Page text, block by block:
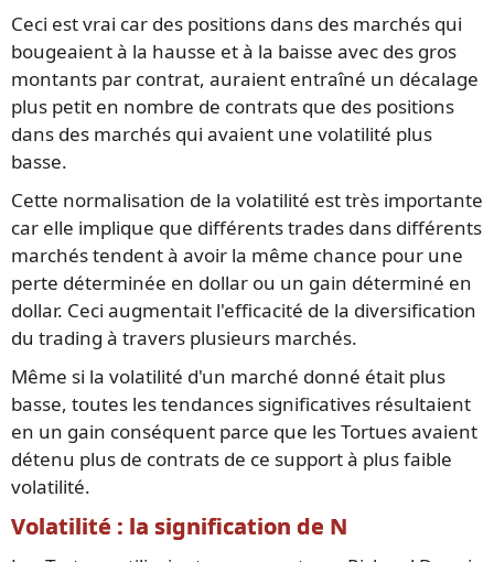
Ceci est vrai car des positions dans des marchés qui
bougeaient à la hausse et à la baisse avec des gros
montants par contrat, auraient entraîné un décalage
plus petit en nombre de contrats que des positions
dans des marchés qui avaient une volatilité plus
basse.
Cette normalisation de la volatilité est très importante
car elle implique que différents trades dans différents
marchés tendent à avoir la même chance pour une
perte déterminée en dollar ou un gain déterminé en
dollar. Ceci augmentait l'efficacité de la diversification
du trading à travers plusieurs marchés.
Même si la volatilité d'un marché donné était plus
basse, toutes les tendances significatives résultaient
en un gain conséquent parce que les Tortues avaient
détenu plus de contrats de ce support à plus faible
volatilité.
Volatilité : la signification de N